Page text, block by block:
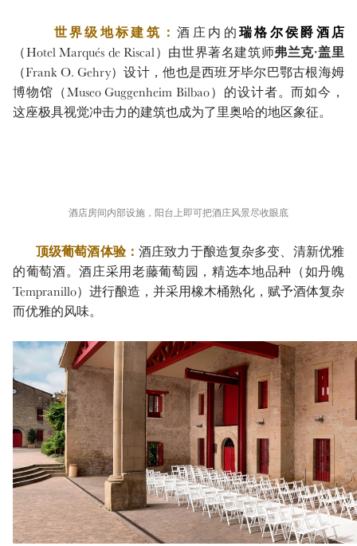
世界级地标建筑：酒庄内的瑞格尔侯爵酒店
（Hotel Marqués de Riscal）由世界著名建筑师弗兰克·盖里
（Frank O. Gehry）设计，他也是西班牙毕尔巴鄂古根海姆
博物馆（Museo Guggenheim Bilbao）的设计者。而如今，
这座极具视觉冲击力的建筑也成为了里奥哈的地区象征。
酒店房间内部设施，阳台上即可把酒庄风景尽收眼底
顶级葡萄酒体验：酒庄致力于酿造复杂多变、清新优雅
的葡萄酒。酒庄采用老藤葡萄园，精选本地品种（如丹魄
Tempranillo）进行酿造，并采用橡木桶熟化，赋予酒体复杂
而优雅的风味。